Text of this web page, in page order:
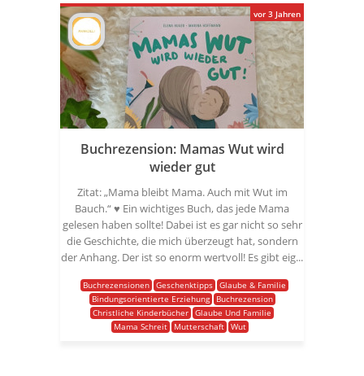
Buchrezension: Mamas Wut wird
wieder gut
Zitat: „Mama bleibt Mama. Auch mit Wut im
Bauch.“ ♥ Ein wichtiges Buch, das jede Mama
gelesen haben sollte! Dabei ist es gar nicht so sehr
die Geschichte, die mich überzeugt hat, sondern
der Anhang. Der ist so enorm wertvoll! Es gibt eig...
Buchrezensionen Geschenktipps
Glaube & Familie
Bindungsorientierte Erziehung
Buchrezension
Christliche Kinderbücher Glaube Und Familie
Mama Schreit
Mutterschaft Wut
vor 3 Jahren